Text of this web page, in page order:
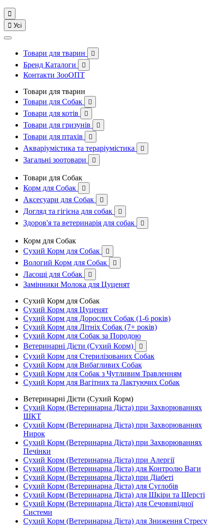

 Усі
Товари для тварин 
Бренд Каталоги 
Контакти ЗооОПТ
Товари для тварин
Товари для Собак

Товари для котів 
Товари для гризунів 
Товари для птахів 
Акваріумістика та тераріумістика 
Загальні зоотовари 
Товари для Собак
Корм для Собак

Аксесуари для Собак 
Догляд та гігієна для собак 
Здоров'я та ветеринарія для собак 
Корм для Собак
Сухий Корм для Собак

Вологий Корм для Собак 
Ласощі для Собак 
Замінники Молока для Цуценят
Сухий Корм для Собак
Сухий Корм для Цуценят
Сухий Корм для Дорослих Собак (1-6 років)
Сухий Корм для Літніх Собак (7+ років)
Сухий Корм для Собак за Породою
Ветеринарні Дієти (Сухий Корм)

Сухий Корм для Стерилізованих Собак
Сухий Корм для Вибагливих Собак
Сухий Корм для Собак з Чутливим Травленням
Сухий Корм для Вагітних та Лактуючих Собак
Ветеринарні Дієти (Сухий Корм)
Сухий Корм (Ветеринарна Дієта) при Захворюваннях
ШКТ
Сухий Корм (Ветеринарна Дієта) при Захворюваннях
Нирок
Сухий Корм (Ветеринарна Дієта) при Захворюваннях
Печінки
Сухий Корм (Ветеринарна Дієта) при Алергії
Сухий Корм (Ветеринарна Дієта) для Контролю Ваги
Сухий Корм (Ветеринарна Дієта) при Діабеті
Сухий Корм (Ветеринарна Дієта) для Суглобів
Сухий Корм (Ветеринарна Дієта) для Шкіри та Шерсті
Сухий Корм (Ветеринарна Дієта) для Сечовивідної
Системи
Сухий Корм (Ветеринарна Дієта) для Зниження Стресу